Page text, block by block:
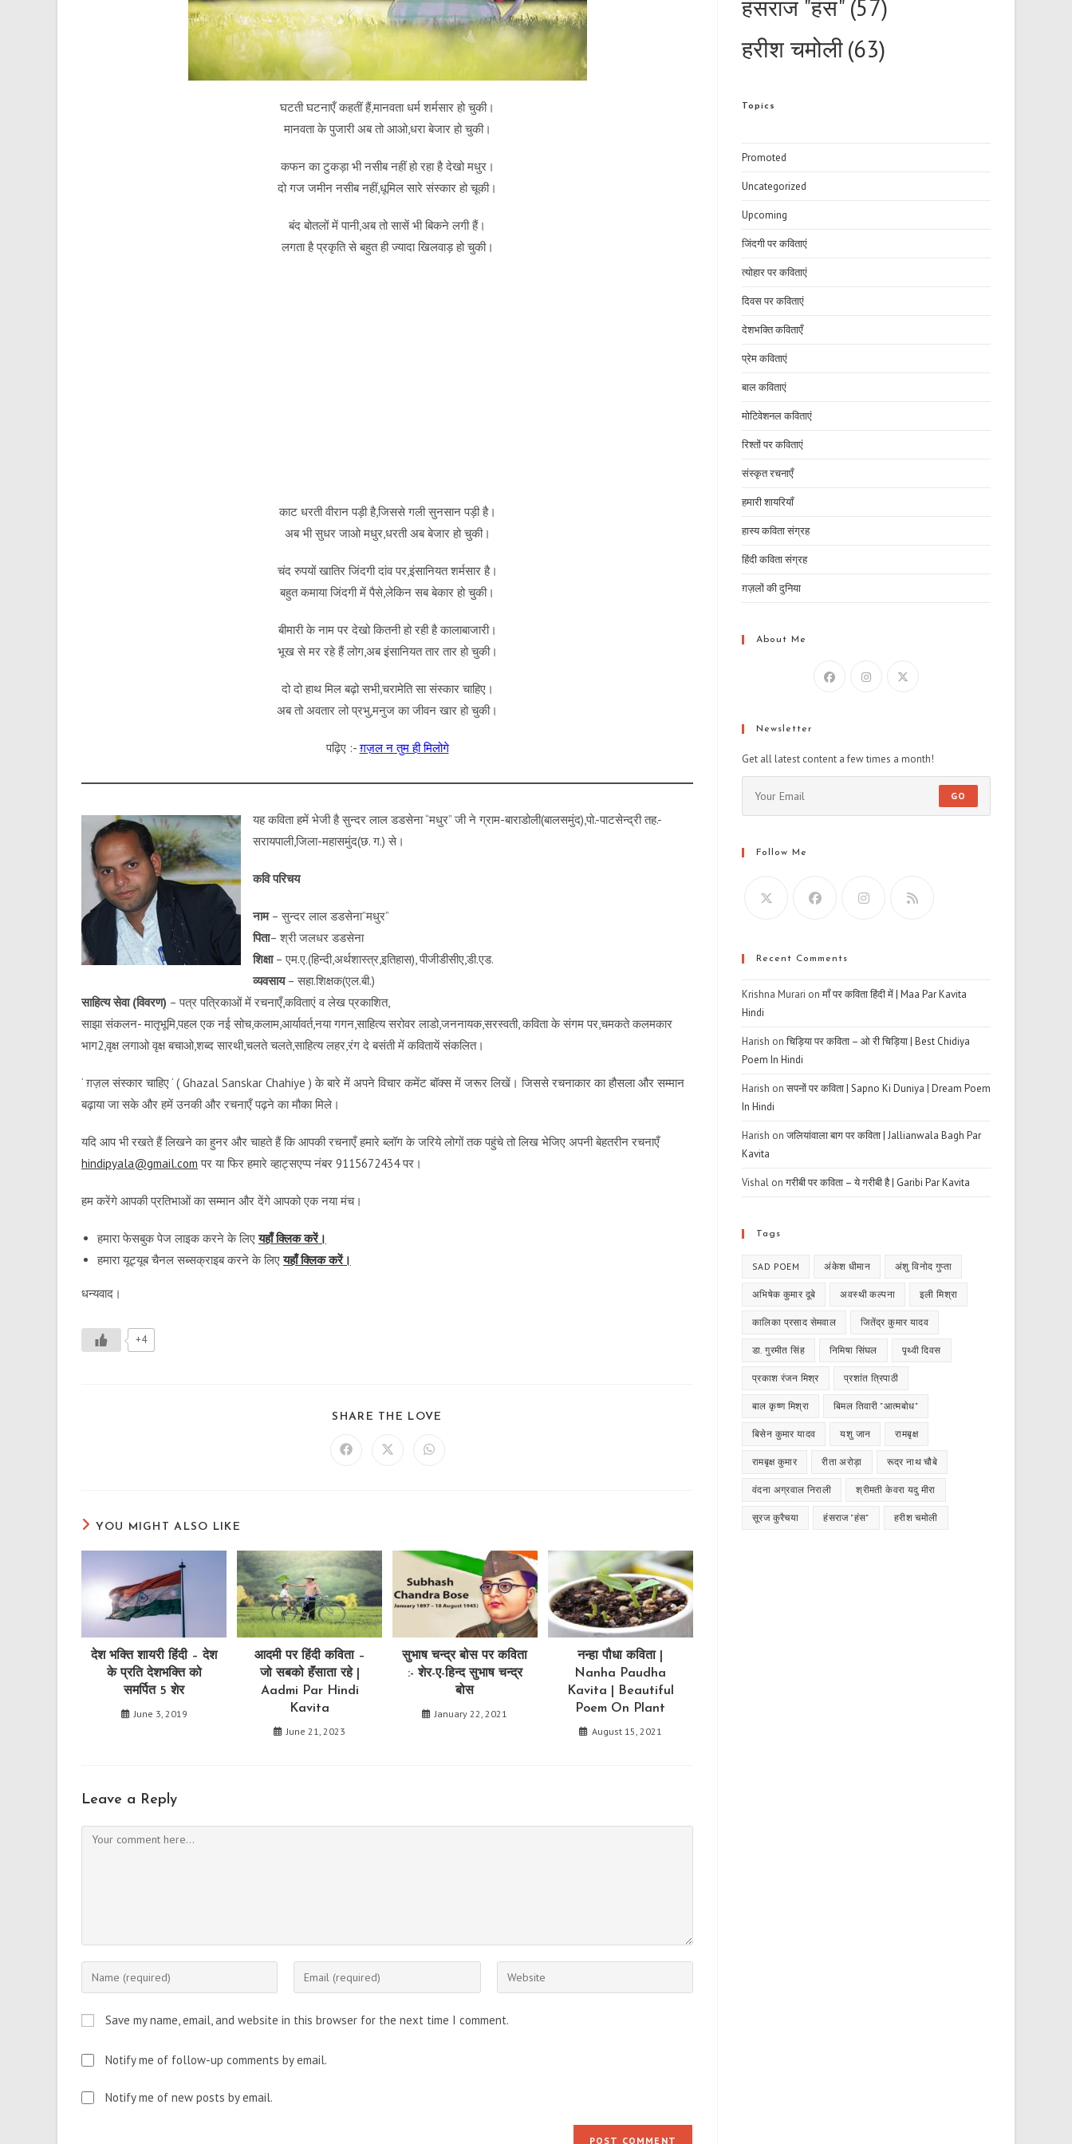
घटती घटनाएँ कहतीं हैं,मानवता धर्म शर्मसार हो चुकी।
मानवता के पुजारी अब तो आओ,धरा बेजार हो चुकी।
कफन का टुकड़ा भी नसीब नहीं हो रहा है देखो मधुर।
दो गज जमीन नसीब नहीं,धूमिल सारे संस्कार हो चूकी।
बंद बोतलों में पानी,अब तो सासें भी बिकने लगी हैं।
लगता है प्रकृति से बहुत ही ज्यादा खिलवाड़ हो चुकी।
काट धरती वीरान पड़ी है,जिससे गली सुनसान पड़ी है।
अब भी सुधर जाओ मधुर,धरती अब बेजार हो चुकी।
चंद रुपयों खातिर जिंदगी दांव पर,इंसानियत शर्मसार है।
बहुत कमाया जिंदगी में पैसे,लेकिन सब बेकार हो चुकी।
बीमारी के नाम पर देखो कितनी हो रही है कालाबाजारी।
भूख से मर रहे हैं लोग,अब इंसानियत तार तार हो चुकी।
दो दो हाथ मिल बढ़ो सभी,चरामेति सा संस्कार चाहिए।
अब तो अवतार लो प्रभु,मनुज का जीवन खार हो चुकी।
पढ़िए :-ग़ज़ल न तुम ही मिलोगे
यह कविता हमें भेजी है सुन्दर लाल डडसेना “मधुर” जी ने ग्राम-बाराडोली(बालसमुंद),पो.-पाटसेन्द्री तह.-
सरायपाली,जिला-महासमुंद(छ. ग.) से।
कवि परिचय
नाम– सुन्दर लाल डडसेना”मधुर”
पिता– श्री जलधर डडसेना
शिक्षा– एम.ए.(हिन्दी,अर्थशास्त्र,इतिहास), पीजीडीसीए,डी.एड.
व्यवसाय– सहा.शिक्षक(एल.बी.)
साहित्य सेवा (विवरण) – पत्र पत्रिकाओं में रचनाएँ,कविताएं व लेख प्रकाशित,
साझा संकलन- मातृभूमि,पहल एक नई सोच,कलाम,आर्यावर्त,नया गगन,साहित्य सरोवर लाडो,जननायक,सरस्वती, कविता के संगम पर,चमकते कलमकार
भाग2,वृक्ष लगाओ वृक्ष बचाओ,शब्द सारथी,चलते चलते,साहित्य लहर,रंग दे बसंती में कवितायें संकलित।
‘ ग़ज़ल संस्कार चाहिए ‘ ( Ghazal Sanskar Chahiye ) के बारे में अपने विचार कमेंट बॉक्स में जरूर लिखें। जिससे रचनाकार का हौसला और सम्मान
बढ़ाया जा सके और हमें उनकी और रचनाएँ पढ़ने का मौका मिले।
यदि आप भी रखते हैं लिखने का हुनर और चाहते हैं कि आपकी रचनाएँ हमारे ब्लॉग के जरिये लोगों तक पहुंचे तो लिख भेजिए अपनी बेहतरीन रचनाएँ
hindipyala@gmail.com पर या फिर हमारे व्हाट्सएप्प नंबर 9115672434 पर।
हम करेंगे आपकी प्रतिभाओं का सम्मान और देंगे आपको एक नया मंच।
हमारा फेसबुक पेज लाइक करने के लिएयहाँ क्लिक करें।
हमारा यूट्यूब चैनल सब्सक्राइब करने के लिएयहाँ क्लिक करें।
धन्यवाद।
+4
SHARE THE LOVE
Opens Opens Opens
YOU MIGHT ALSO LIKE
देश भक्ति शायरी हिंदी – देश
के प्रति देशभक्ति को
समर्पित 5 शेर
June 3, 2019
आदमी पर हिंदी कविता –
जो सबको हॅंसाता रहे |
Aadmi Par Hindi
Kavita
June 21, 2023
सुभाष चन्द्र बोस पर कविता
:- शेर-ए-हिन्द सुभाष चन्द्र
बोस
January 22, 2021
नन्हा पौधा कविता |
Nanha Paudha
Kavita | Beautiful
Poem On Plant
August 15, 2021
Leave a Reply
Comment
Enter
your
or
to
comment
Enter
your
Enter
your
Save my name, email, and website in this browser for the next time I comment.
Notify me of follow-up comments by email.
Notify me of new posts by email.
हंसराज "हंस" (57)
हरीश चमोली(63)
Topics
Promoted
Uncategorized
Upcoming
जिंदगी पर कविताएं
त्योहार पर कविताएं
दिवस पर कविताएं
देशभक्ति कविताएँ
प्रेम कविताएं
बाल कविताएं
मोटिवेशनल कविताएं
रिश्तों पर कविताएं
संस्कृत रचनाएँ
हमारी शायरियाँ
हास्य कविता संग्रह
हिंदी कविता संग्रह
ग़ज़लों की दुनिया
About Me
Newsletter
Get all latest content a few times a month!
GO
Follow Me
Recent Comments
Krishna Murari onमाँ पर कविता हिंदी में | Maa Par Kavita
Hindi
Harish onचिड़िया पर कविता – ओ री चिड़िया | Best Chidiya
Poem In Hindi
Harish onसपनों पर कविता | Sapno Ki Duniya | Dream Poem
In Hindi
Harish onजलियांवाला बाग पर कविता | Jallianwala Bagh Par
Kavita
Vishal onगरीबी पर कविता – ये गरीबी है | Garibi Par Kavita
Tags
SAD POEM अंकेश धीमान अंशु विनोद गुप्ता
अभिषेक कुमार दूबे अवस्थी कल्पना इली मिश्रा
कालिका प्रसाद सेमवाल जितेंद्र कुमार यादव
डा. गुरमीत सिंह निमिषा सिंघल पृथ्वी दिवस
प्रकाश रंजन मिश्र प्रशांत त्रिपाठी
बाल कृष्ण मिश्रा बिमल तिवारी "आत्मबोध"
बिसेन कुमार यादव यशु जान रामबृक्ष
रामबृक्ष कुमार रीता अरोड़ा रूद्र नाथ चौबे
वंदना अग्रवाल निराली श्रीमती केवरा यदु मीरा
सूरज कुरैचया हंसराज "हंस" हरीश चमोली